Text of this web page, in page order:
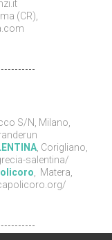
(CR),
S/N, Milano,
, Corigliano,
salentina/
, Matera,